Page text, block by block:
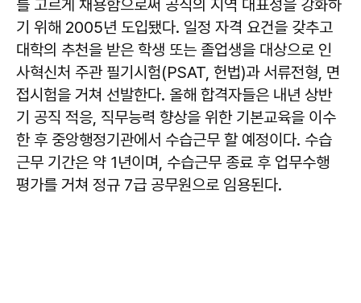
를 고르게 채용함으로써 공직의 지역 대표성을 강화하
기 위해 2005년 도입됐다. 일정 자격 요건을 갖추고
대학의 추천을 받은 학생 또는 졸업생을 대상으로 인
사혁신처 주관 필기시험(PSAT, 헌법)과 서류전형, 면
접시험을 거쳐 선발한다. 올해 합격자들은 내년 상반
기 공직 적응, 직무능력 향상을 위한 기본교육을 이수
한 후 중앙행정기관에서 수습근무 할 예정이다. 수습
근무 기간은 약 1년이며, 수습근무 종료 후 업무수행
평가를 거쳐 정규 7급 공무원으로 임용된다.